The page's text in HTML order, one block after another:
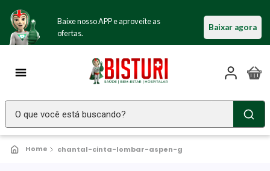
Baixe nosso APP e aproveite as
ofertas.
Baixar agora
O que você está buscando?
chantal-cinta-lombar-aspen-g